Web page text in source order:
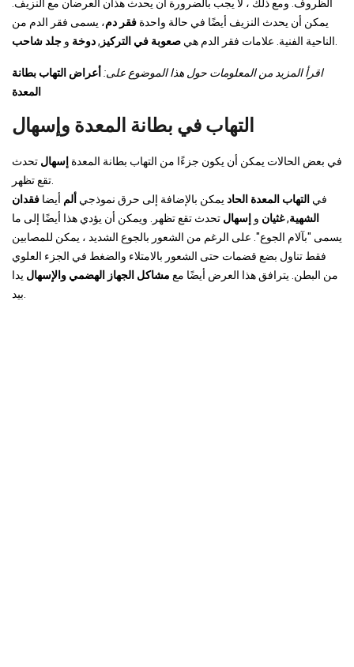
الظروف. ومع ذلك ، لا يجب بالضرورة أن يحدث هذان العرضان مع النزيف.
يمكن أن يحدث النزيف أيضًا في حالة واحدة فقر دم، يسمى فقر الدم من
الناحية الفنية. علامات فقر الدم هي صعوبة في التركيز ,دوخة و جلد شاحب
اقرأ المزيد من المعلومات حول هذا الموضوع على: أعراض التهاب بطانة
المعدة
التهاب في بطانة المعدة وإسهال
في بعض الحالات يمكن أن يكون جزءًا من التهاب بطانة المعدة إسهال تحدث
في التهاب المعدة الحاد يمكن بالإضافة إلى حرق نموذجي ألم أيضا فقدان
الشهية,غثيان و إسهال تحدث تقع تظهر. ويمكن أن يؤدي هذا أيضًا إلى ما
يسمى "بآلام الجوع". على الرغم من الشعور بالجوع الشديد ، يمكن للمصابين
فقط تناول بضع قضمات حتى الشعور بالامتلاء والضغط في الجزء العلوي
من البطن. يترافق هذا العرض أيضًا مع مشاكل الجهاز الهضمي والإسهال يدا